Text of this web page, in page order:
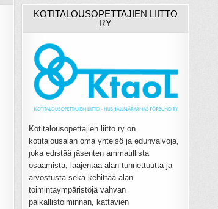
KOTITALOUSOPETTAJIEN LIITTO
RY
Kotitalousopettajien liitto ry on
kotitalousalan oma yhteisö ja edunvalvoja,
joka edistää jäsenten ammatillista
osaamista, laajentaa alan tunnettuutta ja
arvostusta sekä kehittää alan
toimintaympäristöjä vahvan
paikallistoiminnan, kattavien